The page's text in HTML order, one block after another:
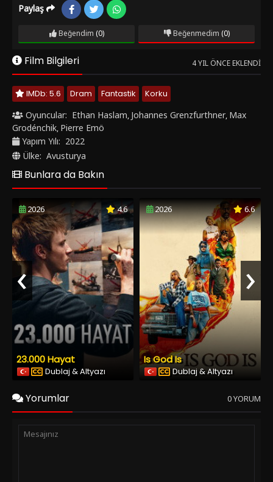
Paylaş
Beğendim (0) Beğenmedim (0)
Film Bilgileri 4 YIL ÖNCE EKLENDI
IMDb: 5.6 Dram Fantastik
Korku
Oyuncular: Ethan Haslam, Johannes Grenzfurthner, Max
Grodénchik, Pierre Emö
Yapım Yılı: 2022
Ülke: Avusturya
Bunlara da Bakın
2026 4.6
23.000 Hayat
Dublaj & Altyazı
2026 6.6
Is God Is
Dublaj & Altyazı
‹ ›
Yorumlar 0 YORUM